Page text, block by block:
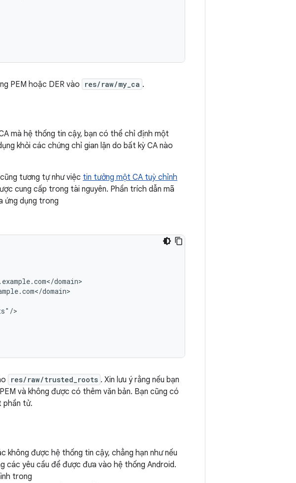
PEM hoặc DER vào res/raw/my_ca .
mà hệ thống tin cậy, bạn có thể chỉ định một
khỏi các chứng chỉ gian lận do bất kỳ CA nào
tương tự như việc tin tưởng một CA tuỳ chỉnh
cung cấp trong tài nguyên. Phần trích dẫn mã
ứng dụng trong
res/raw/trusted_roots . Xin lưu ý rằng nếu bạn
và không được có thêm văn bản. Bạn cũng có
phần tử.
không được hệ thống tin cậy, chẳng hạn như nếu
các yêu cầu để được đưa vào hệ thống Android.
trong